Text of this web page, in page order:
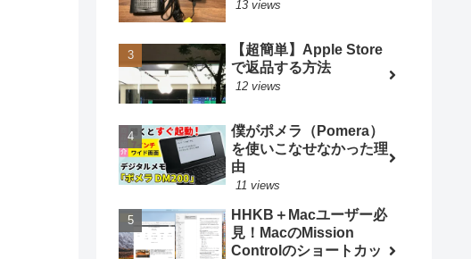
13 views
【超簡単】Apple Store
で返品する方法
12 views
僕がポメラ（Pomera）
を使いこなせなかった理
由
11 views
HHKB＋Macユーザー必
見！MacのMission
Controlのショートカッ